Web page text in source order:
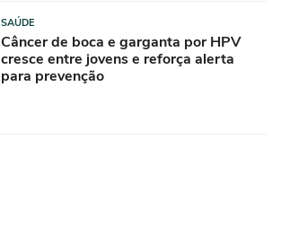
SAÚDE
Câncer de boca e garganta por HPV
cresce entre jovens e reforça alerta
para prevenção